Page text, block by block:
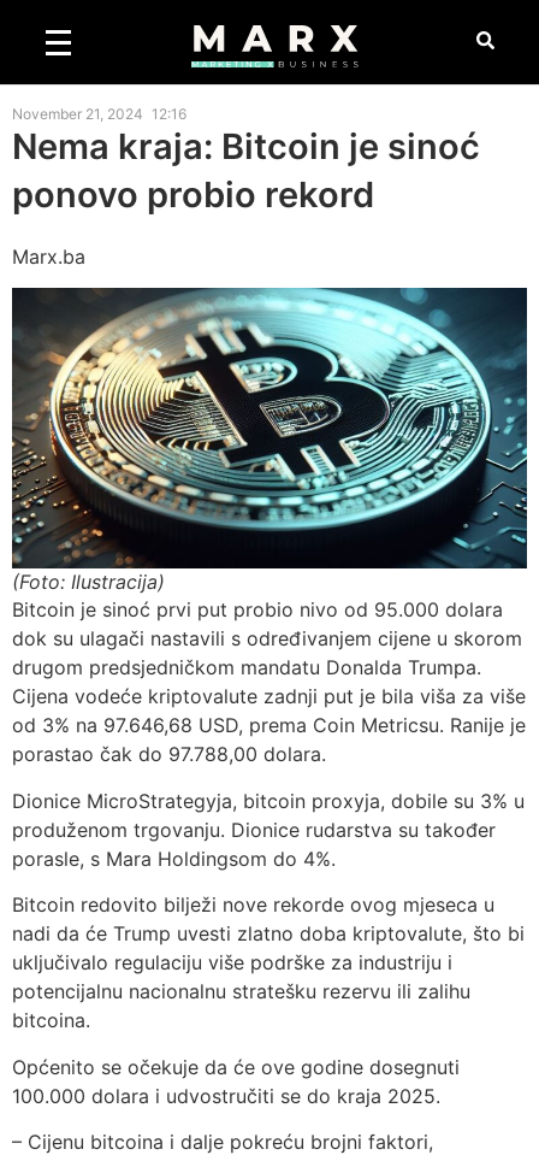
November 21, 2024 12:16
Nema kraja: Bitcoin je sinoć
ponovo probio rekord
Marx.ba
(Foto: Ilustracija)
Bitcoin je sinoć prvi put probio nivo od 95.000 dolara
dok su ulagači nastavili s određivanjem cijene u skorom
drugom predsjedničkom mandatu Donalda Trumpa.
Cijena vodeće kriptovalute zadnji put je bila viša za više
od 3% na 97.646,68 USD, prema Coin Metricsu. Ranije je
porastao čak do 97.788,00 dolara.
Dionice MicroStrategyja, bitcoin proxyja, dobile su 3% u
produženom trgovanju. Dionice rudarstva su također
porasle, s Mara Holdingsom do 4%.
Bitcoin redovito bilježi nove rekorde ovog mjeseca u
nadi da će Trump uvesti zlatno doba kriptovalute, što bi
uključivalo regulaciju više podrške za industriju i
potencijalnu nacionalnu stratešku rezervu ili zalihu
bitcoina.
Općenito se očekuje da će ove godine dosegnuti
100.000 dolara i udvostručiti se do kraja 2025.
– Cijenu bitcoina i dalje pokreću brojni faktori,